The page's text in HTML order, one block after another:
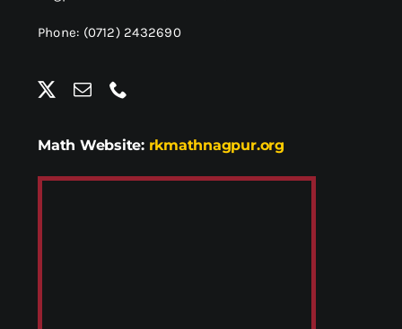
Phone: (0712) 2432690
Math Website: rkmathnagpur.org